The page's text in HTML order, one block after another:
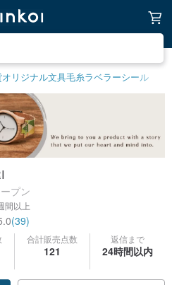
オリジナル文具毛糸ラベラーシール
プン
間以上
(39)
合計販売点数
121
返信まで
24時間以内